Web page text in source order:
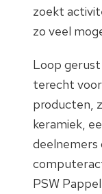
zoekt
zo veel
Loop
terecht
producten,
keramiek,
deelnemers
PSW